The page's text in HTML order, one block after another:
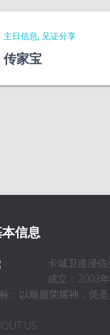
主日信息 见证分享
传家宝
信息
卡城卫道浸信
成立：2003
：以顺服荣耀神，凭
US